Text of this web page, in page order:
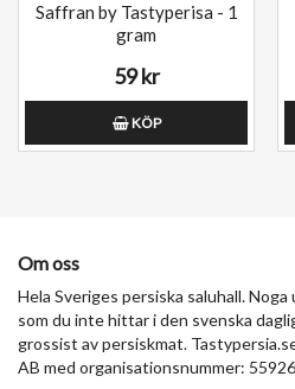
Saffran by Tastyperisa - 1
gram
59 kr
KÖP
Om oss
Hela Sveriges persiska saluhall.
som du inte hittar i den svenska
grossist av persiskmat.
AB med organisationsnummer: